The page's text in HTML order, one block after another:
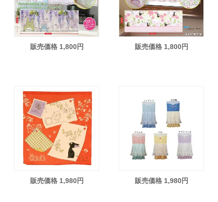
販売価格 1,800円 販売価格 1,800円
販売価格 1,980円 販売価格 1,980円